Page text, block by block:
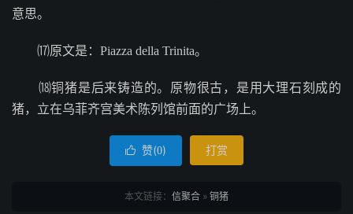
意思。
⒄原文是：Piazza della Trinita。
⒅铜猪是后来铸造的。原物很古，是用大理石刻成的
猪，立在乌菲齐宫美术陈列馆前面的广场上。
 赞(0) 打赏
本文链接： 信聚合 » 铜猪